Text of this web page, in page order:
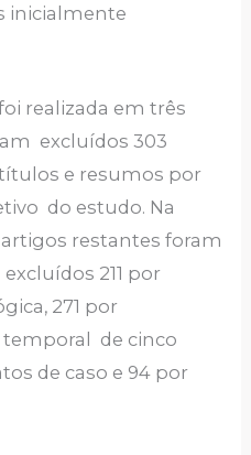
inicialmente
realizada em três
excluídos 303
e resumos por
do estudo. Na
restantes foram
211 por
271 por
de cinco
de caso e 94 por